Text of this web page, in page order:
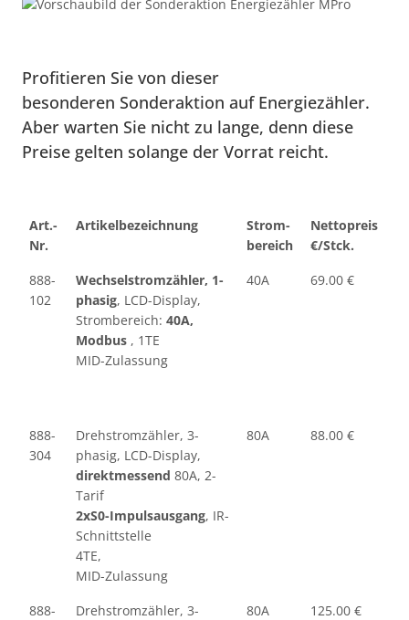
Profitieren Sie von dieser
besonderen Sonderaktion auf Energiezähler.
Aber warten Sie nicht zu lange, denn diese
Preise gelten solange der Vorrat reicht.
Art.-
Nr.
Artikelbezeichnung
Strom-
bereich
Nettopreis
€/Stck.
888-
102
Wechselstromzähler, 1-
phasig, LCD-Display,
Strombereich: 40A,
Modbus , 1TE
MID-Zulassung
40A 69.00 €
888-
304
Drehstromzähler, 3-
phasig, LCD-Display,
direktmessend 80A, 2-
Tarif
2xS0-Impulsausgang, IR-
Schnittstelle
4TE,
MID-Zulassung
80A 88.00 €
888-
Drehstromzähler, 3-
80A 125.00 €